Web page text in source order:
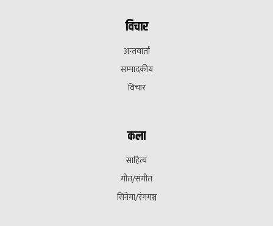
विचार
अन्तवार्ता
सम्पादकीय
विचार
कला
साहित्य
गीत/संगीत
सिनेमा/रंगमञ्च